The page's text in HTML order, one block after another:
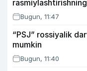
Bugun, 11:47
“PSJ” rossiyalik
mumkin
Bugun, 11:40